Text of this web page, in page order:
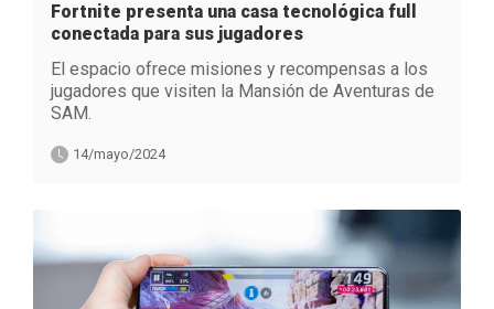
Fortnite presenta una casa tecnológica full
conectada para sus jugadores
El espacio ofrece misiones y recompensas a los
jugadores que visiten la Mansión de Aventuras de
SAM.
14/mayo/2024